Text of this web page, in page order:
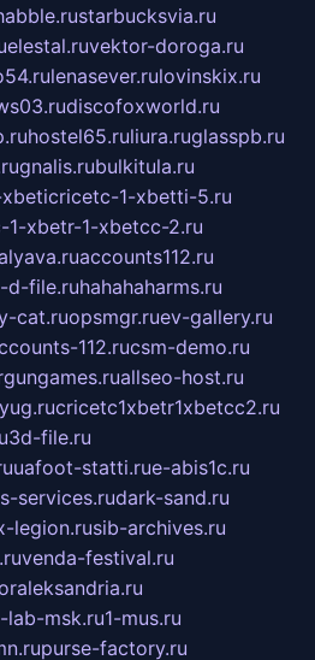
starbucksvia.ru
elestal.ruvektor-doroga.ru
lenasever.rulovinskix.ru
discofoxworld.ru
hostel65.ruliura.ruglasspb.ru
gnalis.rubulkitula.ru
xbeticricetc-1-xbetti-5.ru
1-xbetr-1-xbetcc-2.ru
accounts112.ru
d-file.ruhahahaharms.ru
cat.ruopsmgr.ruev-gallery.ru
112.rucsm-demo.ru
allseo-host.ru
cricetc1xbetr1xbetcc2.ru
3d-file.ru
uafoot-statti.rue-abis1c.ru
services.rudark-sand.ru
legion.rusib-archives.ru
venda-festival.ru
lab-msk.ru1-mus.ru
purse-factory.ru